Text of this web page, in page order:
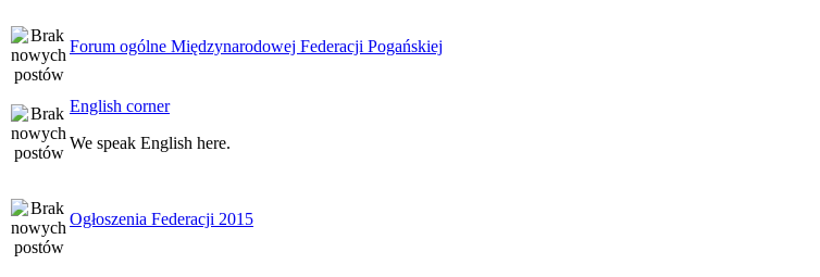
Forum ogólne Międzynarodowej Federacji Pogańskiej
English corner
We speak English here.
Ogłoszenia Federacji 2015